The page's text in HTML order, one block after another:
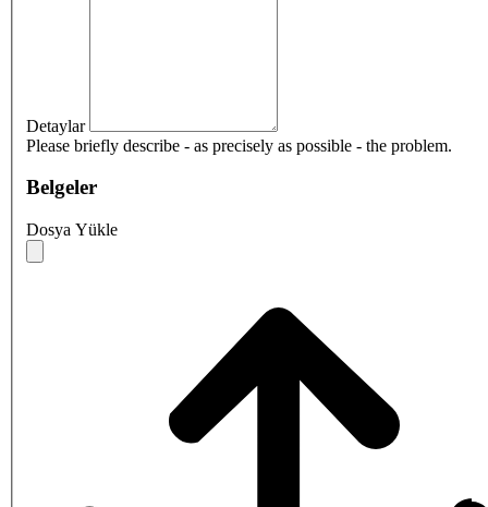
Detaylar
Please briefly describe - as precisely as possible - the problem.
Belgeler
Dosya Yükle